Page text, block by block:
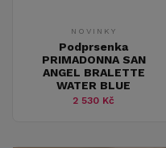
NOVINKY
Podprsenka
PRIMADONNA SAN
ANGEL BRALETTE
WATER BLUE
2 530 Kč